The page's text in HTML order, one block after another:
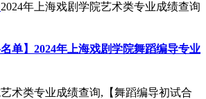
2024年上海戏剧学院艺术类专业成绩查询
单】2024年上海戏剧学院舞蹈编导专业
术类专业成绩查询,【舞蹈编导初试合